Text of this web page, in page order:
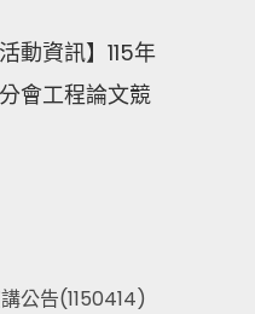
活動資訊】115年
會工程論文競
公告(1150414)